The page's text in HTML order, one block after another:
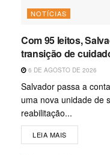
NOTÍCIAS
Com 95 leitos,
transição de
6 DE AGOSTO DE 2026
Salvador passa a
uma nova unidade de
reabilitação...
LEIA MAIS